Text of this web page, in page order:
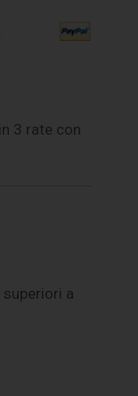
3 rate con
a